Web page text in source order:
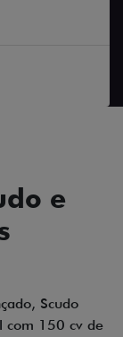
e
Scudo
com 150 cv de